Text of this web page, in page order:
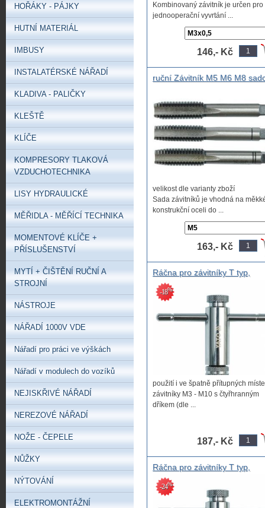
Kombinovaný závitník je určen pro
jednooperační vyvrtání ...
146,- Kč
ruční Závitník M5 M6 M8
velikost dle varianty zboží
Sada závitníků je vhodná na
konstrukční oceli do ...
163,- Kč
Ráčna pro závitníky T typ,
vratidlo závitové ráčnové
85mm pro závitníky M3 - M10
-18%
použití i ve špatně přítupných
závitníky M3 - M10 s čtyřhranným
dříkem (dle ...
187,- Kč
Ráčna pro závitníky T typ,
vratidlo závitové ráčnové
100mm pro závitníky M5 -
-24%
HOŘÁKY - PÁJKY
HUTNÍ MATERIÁL
IMBUSY
INSTALATÉRSKÉ NÁŘADÍ
KLADIVA - PALIČKY
KLEŠTĚ
KLÍČE
KOMPRESORY TLAKOVÁ
VZDUCHOTECHNIKA
LISY HYDRAULICKÉ
MĚŘIDLA - MĚŘÍCÍ TECHNIKA
MOMENTOVÉ KLÍČE +
PŘÍSLUŠENSTVÍ
MYTÍ + ČIŠTĚNÍ RUČNÍ A
STROJNÍ
NÁSTROJE
NÁŘADÍ 1000V VDE
Nářadí pro práci ve výškách
Nářadí v modulech do vozíků
NEJISKŘIVÉ NÁŘADÍ
NEREZOVÉ NÁŘADÍ
NOŽE - ČEPELE
NŮŽKY
NÝTOVÁNÍ
ELEKTROMONTÁŽNÍ